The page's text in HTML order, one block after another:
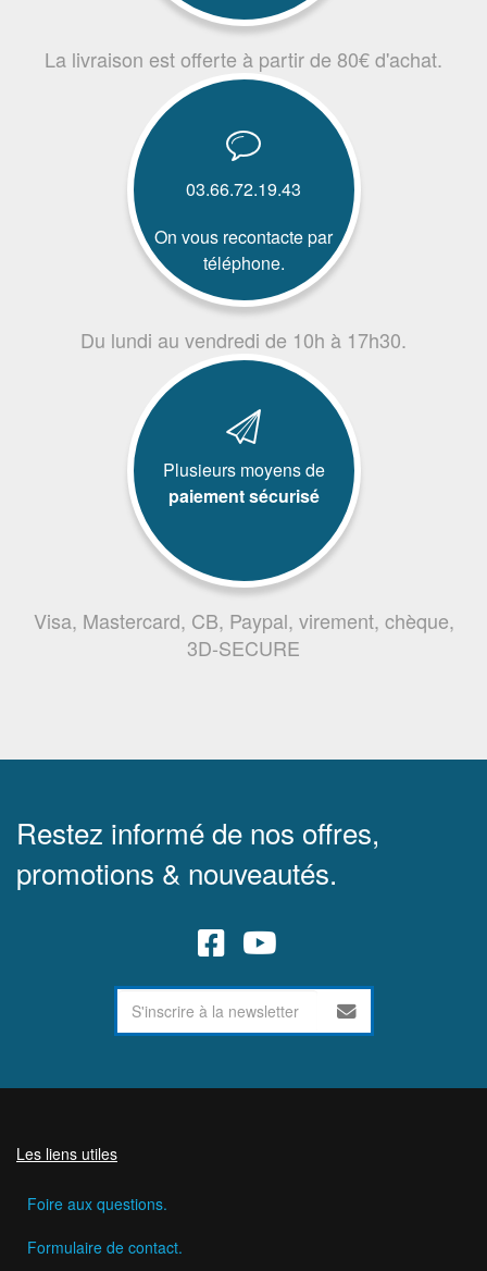
La livraison est offerte à partir de 80€ d'achat.
03.66.72.19.43
On vous recontacte par
téléphone.
Du lundi au vendredi de 10h à 17h30.
Plusieurs moyens de
paiement sécurisé
Visa, Mastercard, CB, Paypal, virement, chèque,
3D-SECURE
Restez informé de nos offres,
promotions & nouveautés.
Les liens utiles
Foire aux questions.
Formulaire de contact.